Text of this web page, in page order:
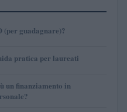
guadagnare)?
pratica per laureati
un finanziamento in